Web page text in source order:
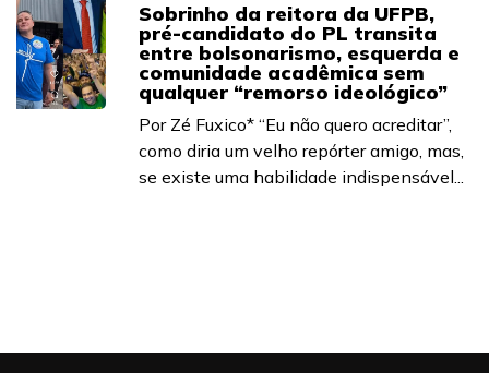
Sobrinho da reitora da UFPB,
pré-candidato do PL transita
entre bolsonarismo, esquerda e
comunidade acadêmica sem
qualquer “remorso ideológico”
Por Zé Fuxico* “Eu não quero acreditar”,
como diria um velho repórter amigo, mas,
se existe uma habilidade indispensável...